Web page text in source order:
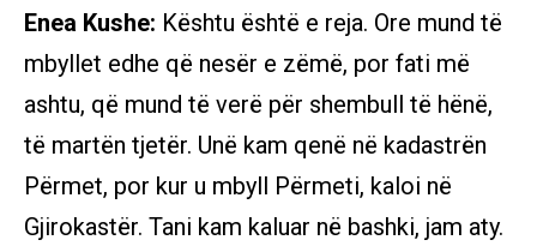
Enea Kushe: Kështu është e reja. Ore mund të
mbyllet edhe që nesër e zëmë, por fati më
ashtu, që mund të verë për shembull të hënë,
të martën tjetër. Unë kam qenë në kadastrën
Përmet, por kur u mbyll Përmeti, kaloi në
Gjirokastër. Tani kam kaluar në bashki, jam aty.